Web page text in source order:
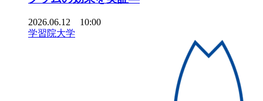
2026.06.12 10:00
学習院大学